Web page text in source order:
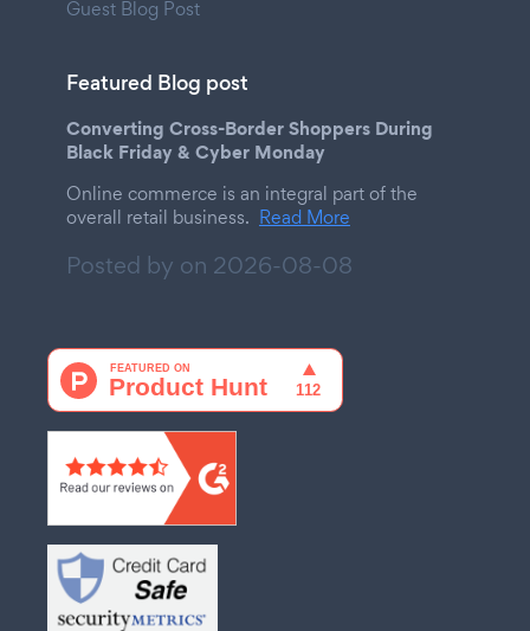
Guest Blog Post
Featured Blog post
Converting Cross-Border Shoppers During
Black Friday & Cyber Monday
Online commerce is an integral part of the
overall retail business. Read More
Posted by on 2026-08-08